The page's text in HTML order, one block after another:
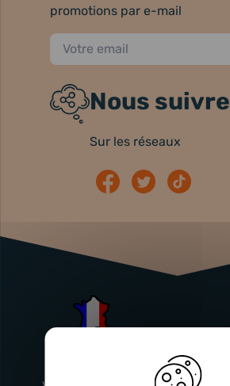
promotions par e-mail
Nous suivre
Sur les réseaux